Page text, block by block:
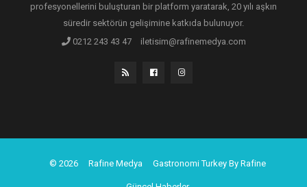
profesyonellerini buluşturan bir platform yaratarak, 20 yılı aşkın
süredir sektörün gelişimine katkıda bulunuyor.
0212 243 43 47
iletisim@rafinemedya.com
© 2026 Rafine Medya Gastronomi Turkey By Rafine